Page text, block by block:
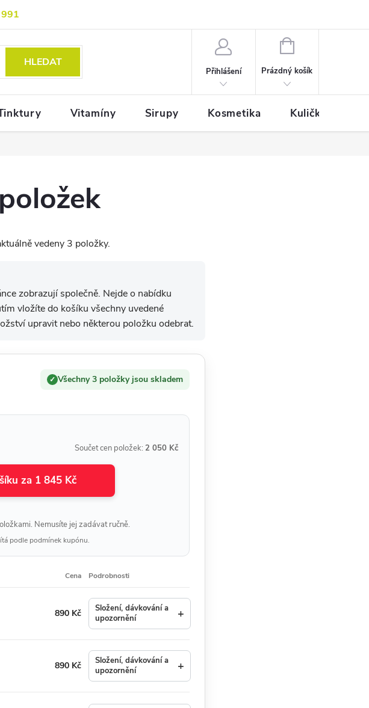
HLEDAT
Přihlášení
NÁKUPNÍ
Prázdný košík
Vitamíny Sirupy Kosmetika Kuličky
vedeny 3 položky.
zobrazují společně. Nejde o nabídku
vložíte do košíku všechny uvedené
upravit nebo některou položku odebrat.
✓ Všechny 3 položky jsou skladem
Součet cen položek: 2 050 Kč
za 1 845 Kč
Nemusíte jej zadávat ručně.
podle podmínek kupónu.
Cena Podrobnosti
Cena:
890 Kč
Složení, dávkování a
upozornění
+
Cena:
890 Kč
Složení, dávkování a
upozornění
+